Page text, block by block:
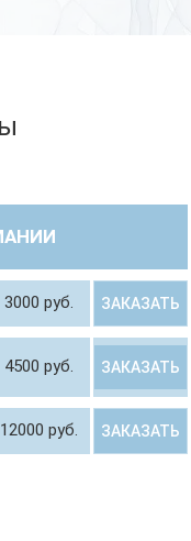
руб. ЗАКАЗАТЬ
руб. ЗАКАЗАТЬ
руб. ЗАКАЗАТЬ